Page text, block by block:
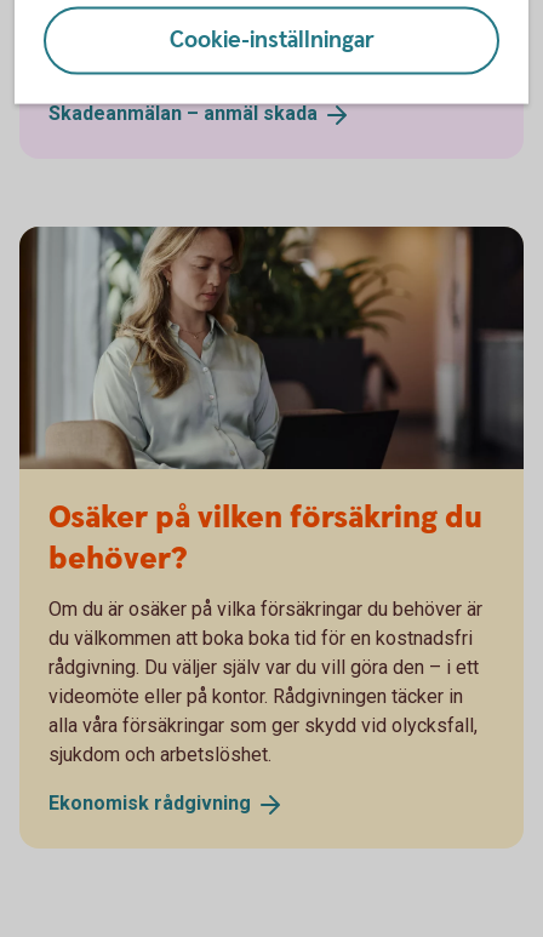
Här kan du göra din anmälan och ansöka om
ersättning.
Skadeanmälan – anmälskada
Osäker på vilken försäkring du
behöver?
Om du är osäker på vilka försäkringar du behöver är
du välkommen att boka boka tid för en kostnadsfri
rådgivning. Du väljer själv var du vill göra den – i ett
videomöte eller på kontor. Rådgivningen täcker in
alla våra försäkringar som ger skydd vid olycksfall,
sjukdom och arbetslöshet.
Ekonomisk rådgivning
Cookie-inställningar